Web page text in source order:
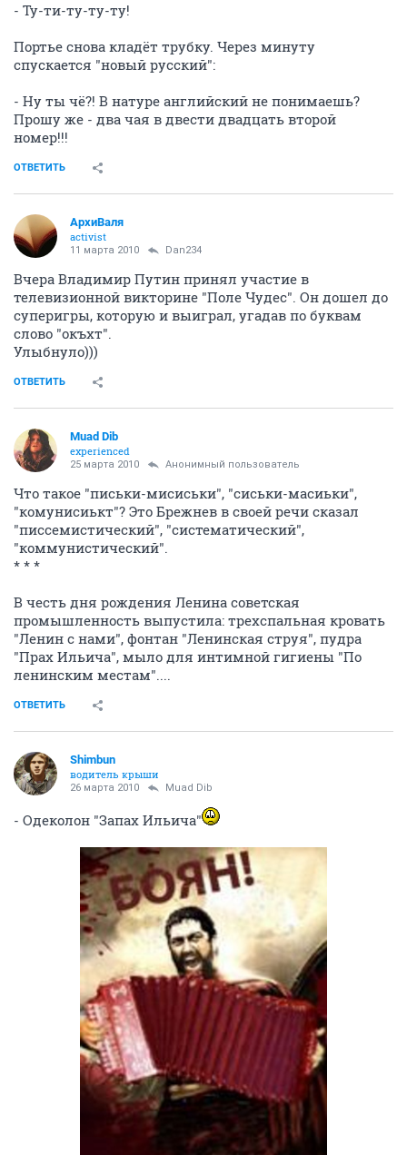
- Ту-ти-ту-ту-ту!
Портье снова кладёт трубку. Через минуту
спускается "новый русский":
- Ну ты чё?! В натуре английский не понимаешь?
Прошу же - два чая в двести двадцать второй
номер!!!
ОТВЕТИТЬ
АрхиВаля
activist
11 марта 2010 Dan234
Вчера Владимир Путин принял участие в
телевизионной викторине "Поле Чудес". Он дошел до
суперигры, которую и выиграл, угадав по буквам
слово "окъхт".
Улыбнуло)))
ОТВЕТИТЬ
Muad Dib
experienced
25 марта 2010 Анонимный пользователь
Что такое "письки-мисиськи", "сиськи-масиьки",
"комунисиькт"? Это Брежнев в своей речи сказал
"писсемистический", "систематический",
"коммунистический".
* * *
В честь дня рождения Ленина советская
промышленность выпустила: трехспальная кровать
"Ленин с нами", фонтан "Ленинская струя", пудра
"Прах Ильича", мыло для интимной гигиены "По
ленинским местам"....
ОТВЕТИТЬ
Shimbun
водитель крыши
26 марта 2010 Muad Dib
- Одеколон "Запах Ильича"